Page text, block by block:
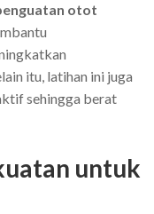
otot
itu, latihan ini juga
sehingga berat
untuk